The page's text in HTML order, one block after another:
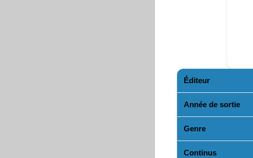
Éditeur
Année de sortie
Genre
Continus